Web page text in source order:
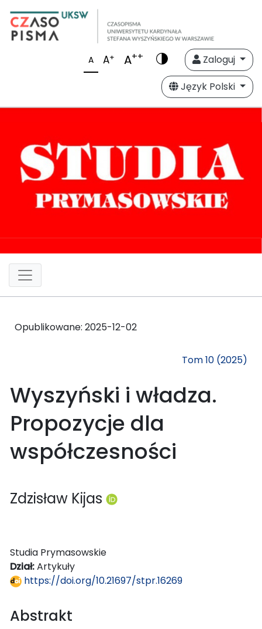
A A+ A++
Zaloguj
Język Polski
Opublikowane: 2025-12-02
Tom 10 (2025)
Wyszyński i władza.
Propozycje dla
współczesności
Zdzisław Kijas
Studia Prymasowskie
Dział:Artykuły
https://doi.org/10.21697/stpr.16269
Abstrakt